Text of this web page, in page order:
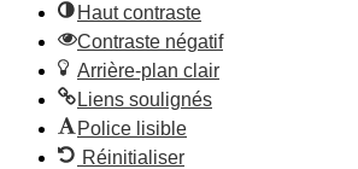
Haut contraste
Contraste négatif
Arrière-plan clair
Liens soulignés
Police lisible
Réinitialiser